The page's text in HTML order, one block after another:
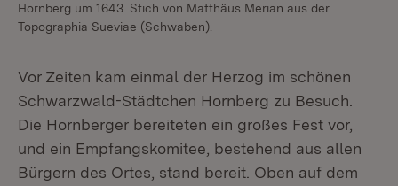
Hornberg um 1643. Stich von Matthäus Merian aus der
Topographia Sueviae (Schwaben).
Vor Zeiten kam einmal der Herzog im schönen
Schwarzwald-Städtchen Hornberg zu Besuch.
Die Hornberger bereiteten ein großes Fest vor,
und ein Empfangskomitee, bestehend aus allen
Bürgern des Ortes, stand bereit. Oben auf dem